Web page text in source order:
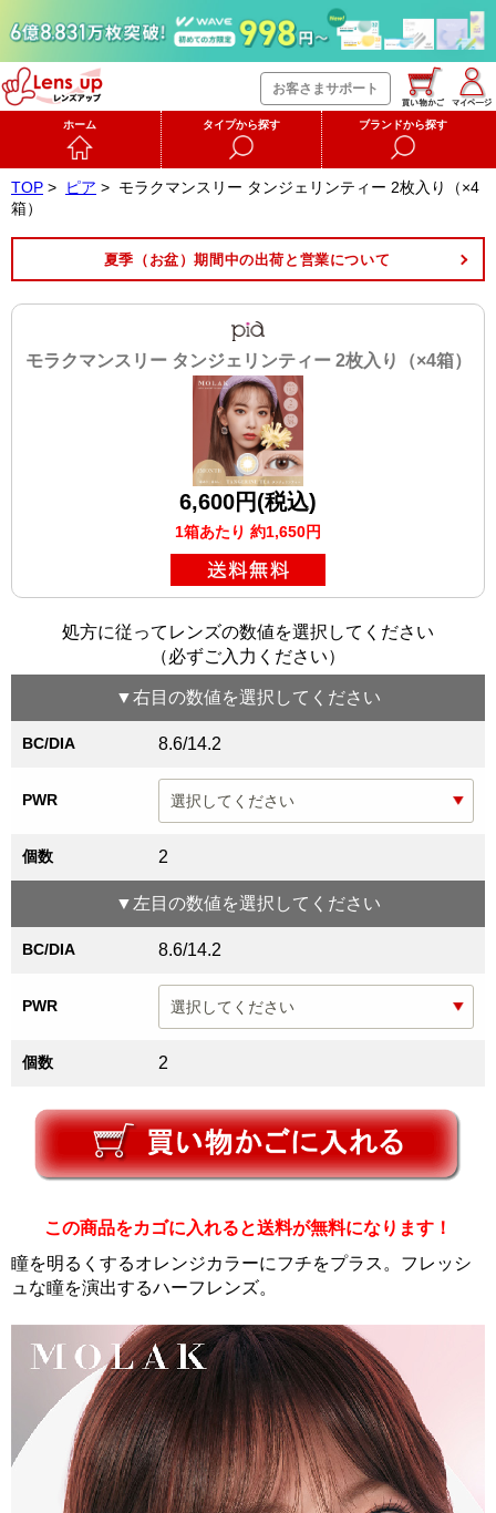
お客さまサポート
ホーム タイプから探す ブランドから探す
TOP > ピア > モラクマンスリー タンジェリンティー 2枚入り（×4
箱）
夏季（お盆）期間中の出荷と営業について
モラクマンスリー タンジェリンティー 2枚入り（×4箱）
6,600円(税込)
1箱あたり 約1,650円
処方に従ってレンズの数値を選択してください
（必ずご入力ください）
▼右目 の数値を選択してください
BC/DIA 8.6/14.2
PWR
個数 2
▼ 左目 の数値を選択してください
BC/DIA 8.6/14.2
PWR
個数 2
この商品をカゴに入れると送料が無料になります！
瞳を明るくするオレンジカラーにフチをプラス。フレッシ
ュな瞳を演出するハーフレンズ。